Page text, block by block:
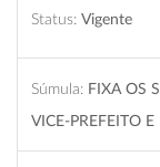
Status: Vigente
Súmula: FIXA OS
VICE-PREFEITO E